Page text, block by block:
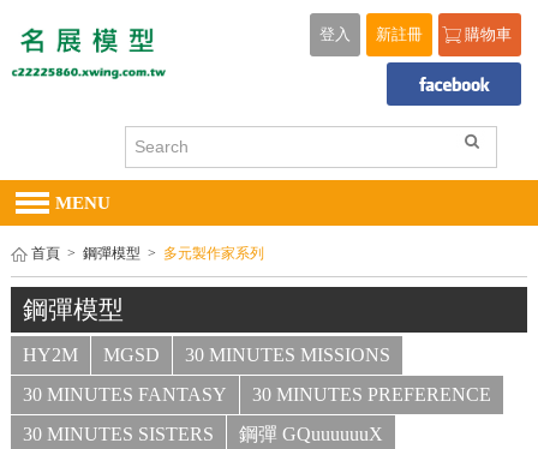
購物車
新註冊
登入
MENU
首頁 > 鋼彈模型 > 多元製作家系列
鋼彈模型
HY2M MGSD
30 MINUTES MISSIONS
30 MINUTES FANTASY
30 MINUTES PREFERENCE
30 MINUTES SISTERS
鋼彈 GQuuuuuuX